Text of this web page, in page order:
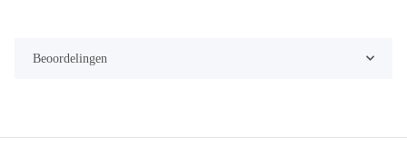
Beoordelingen